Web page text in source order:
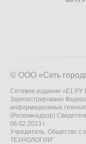
© ООО «Сеть
Сетевое издание «Е1.РУ
Зарегистрировано
информационных
(Роскомнадзор)
06.02.2023 г.
Учредитель: Общество с
ТЕХНОЛОГИИ"